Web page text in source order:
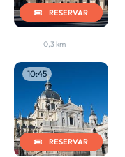
RESERVAR
0,3 km
10:45
RESERVAR